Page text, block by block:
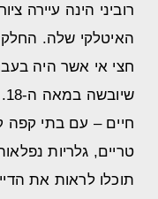
רוביני הינה עיירה
האיטלקי שלה.
חצי אי אשר היה
חיים – עם בתי קפה
טריים, גלריות
תוכלו לראות את